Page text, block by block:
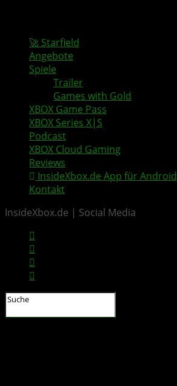
🚀 Starfield
Angebote
Spiele
Trailer
Games with Gold
XBOX Game Pass
XBOX Series X|S
Podcast
XBOX Cloud Gaming
Reviews
InsideXbox.de App für Android
Kontakt
InsideXbox.de | Social Media